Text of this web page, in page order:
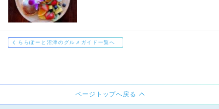
ららぽーと沼津のグルメガイド一覧へ
ページトップへ戻る